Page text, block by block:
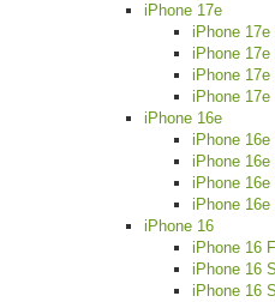
iPhone 17e
iPhone 17e
iPhone 17e
iPhone
iPhone 17e
iPhone 16e
iPhone 16e
iPhone 16e
iPhone
iPhone 16e
iPhone 16
iPhone 16
iPhone 16
iPhone 16